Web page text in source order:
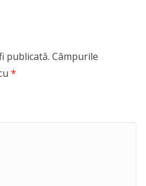
publicată. Câmpurile
*